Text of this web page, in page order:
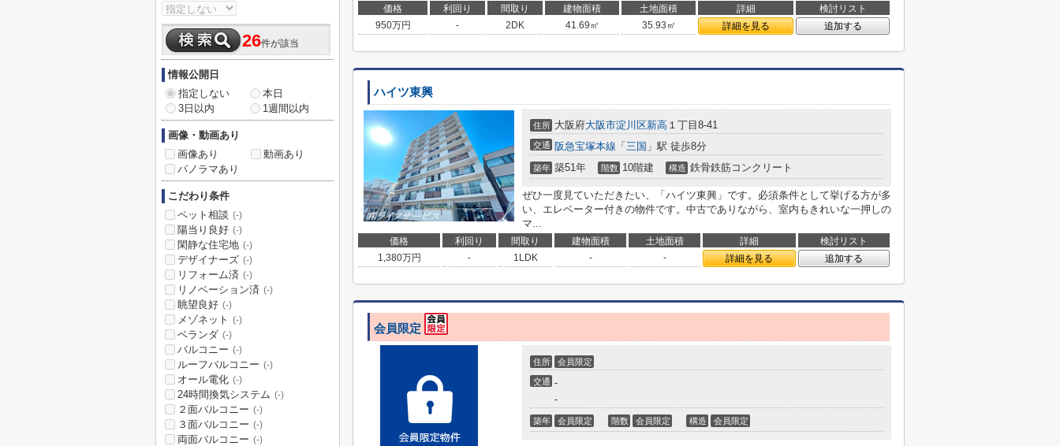
価格 利回り 間取り 建物面積 土地面積 詳細
検討リスト
950万円 - 2DK 41.69㎡ 35.93㎡ 詳細を見る 追加する
ハイツ東興
住所 大阪府大阪市淀川区新高 １丁目8-41
交通 阪急宝塚本線 「 三国 」駅 徒歩8分
築年 築51年 階数 10階建 構造 鉄骨鉄筋コンクリート
ぜひ一度見ていただきたい、「ハイツ東興」です。必須条件として挙げる方が多
い、エレベーター付きの物件です。中古でありながら、室内もきれいな一押しの
マ...
価格 利回り 間取り 建物面積 土地面積 詳細
検討リスト
1,380万円 - 1LDK - - 詳細を見る 追加する
会員限定
住所 会員限定
交通 -
-
築年 会員限定 階数 会員限定 構造 会員限定
26件が該当
情報公開日
指定しない
本日
3日以内
1週間以内
画像・動画あり
画像あり
動画あり
パノラマあり
こだわり条件
ペット相談 (-)
陽当り良好 (-)
閑静な住宅地 (-)
デザイナーズ (-)
リフォーム済 (-)
リノベーション済 (-)
眺望良好 (-)
メゾネット (-)
ベランダ (-)
バルコニー (-)
ルーフバルコニー (-)
オール電化 (-)
24時間換気システム (-)
２面バルコニー (-)
３面バルコニー (-)
両面バルコニー (-)